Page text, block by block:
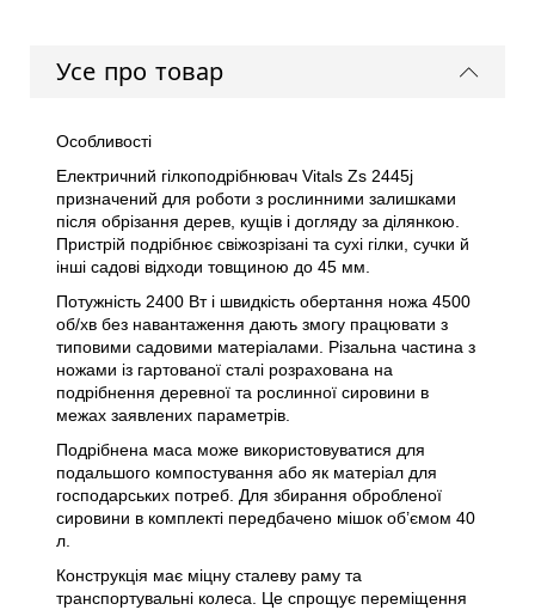
Усе про товар
Особливості
Електричний гілкоподрібнювач Vitals Zs 2445j
призначений для роботи з рослинними залишками
після обрізання дерев, кущів і догляду за ділянкою.
Пристрій подрібнює свіжозрізані та сухі гілки, сучки й
інші садові відходи товщиною до 45 мм.
Потужність 2400 Вт і швидкість обертання ножа 4500
об/хв без навантаження дають змогу працювати з
типовими садовими матеріалами. Різальна частина з
ножами із гартованої сталі розрахована на
подрібнення деревної та рослинної сировини в
межах заявлених параметрів.
Подрібнена маса може використовуватися для
подальшого компостування або як матеріал для
господарських потреб. Для збирання обробленої
сировини в комплекті передбачено мішок об’ємом 40
л.
Конструкція має міцну сталеву раму та
транспортувальні колеса. Це спрощує переміщення